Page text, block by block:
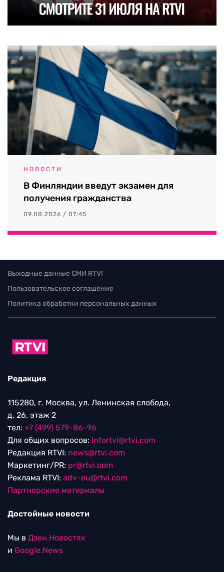
НОВОСТИ
В Финляндии введут экзамен для
получения гражданства
09.08.2026 / 07:45
Выходные данные СМИ RTVI
Пользовательское соглашение
Политика обработки персональных данных
Редакция
115280, г. Москва, ул. Ленинская слобода,
д. 26, этаж 2
тел: +7 (499) 579-86-96
Для общих вопросов: Infortvi@rtvi.com
Редакция RTVI: news@rtvi.com
Маркетинг/PR: pr@rtvi.com
Реклама RTVI: adv-eu@rtvi.com
Партнерские материалы
Достойные новости
Мы в Дзен.Новостях
и Google.News